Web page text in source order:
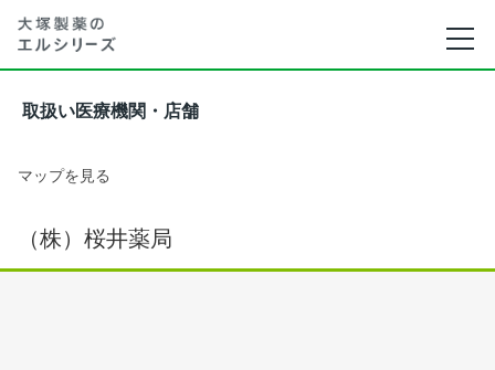
取扱い医療機関・店舗
マップを見る
（株）桜井薬局